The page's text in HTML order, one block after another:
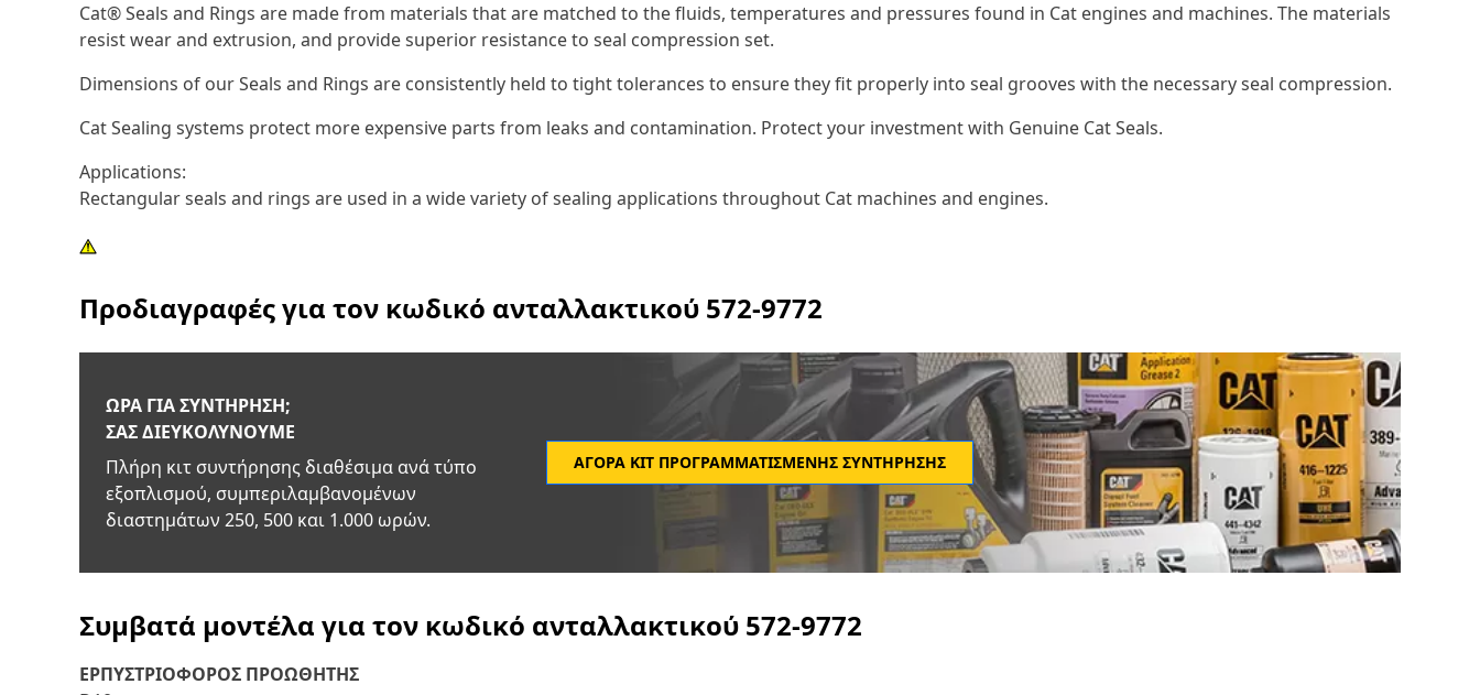
Cat® Seals and Rings are made from materials that are matched to the fluids, temperatures and pressures found in Cat engines and machines. The materials
resist wear and extrusion, and provide superior resistance to seal compression set.
Dimensions of our Seals and Rings are consistently held to tight tolerances to ensure they fit properly into seal grooves with the necessary seal compression.
Cat Sealing systems protect more expensive parts from leaks and contamination. Protect your investment with Genuine Cat Seals.
Applications:
Rectangular seals and rings are used in a wide variety of sealing applications throughout Cat machines and engines.
Προδιαγραφές για τον κωδικό ανταλλακτικού 572-9772
ΏΡΑ ΓΙΑ ΣΥΝΤΉΡΗΣΗ;
ΣΑΣ ΔΙΕΥΚΟΛΎΝΟΥΜΕ
Πλήρη κιτ συντήρησης διαθέσιμα ανά τύπο
εξοπλισμού, συμπεριλαμβανομένων
διαστημάτων 250, 500 και 1.000 ωρών.
ΑΓΟΡΆ ΚΙΤ ΠΡΟΓΡΑΜΜΑΤΙΣΜΈΝΗΣ ΣΥΝΤΉΡΗΣΗΣ
Συμβατά μοντέλα για τον κωδικό ανταλλακτικού 572-9772
ΕΡΠΥΣΤΡΙΟΦΟΡΟΣ ΠΡΟΩΘΗΤΗΣ